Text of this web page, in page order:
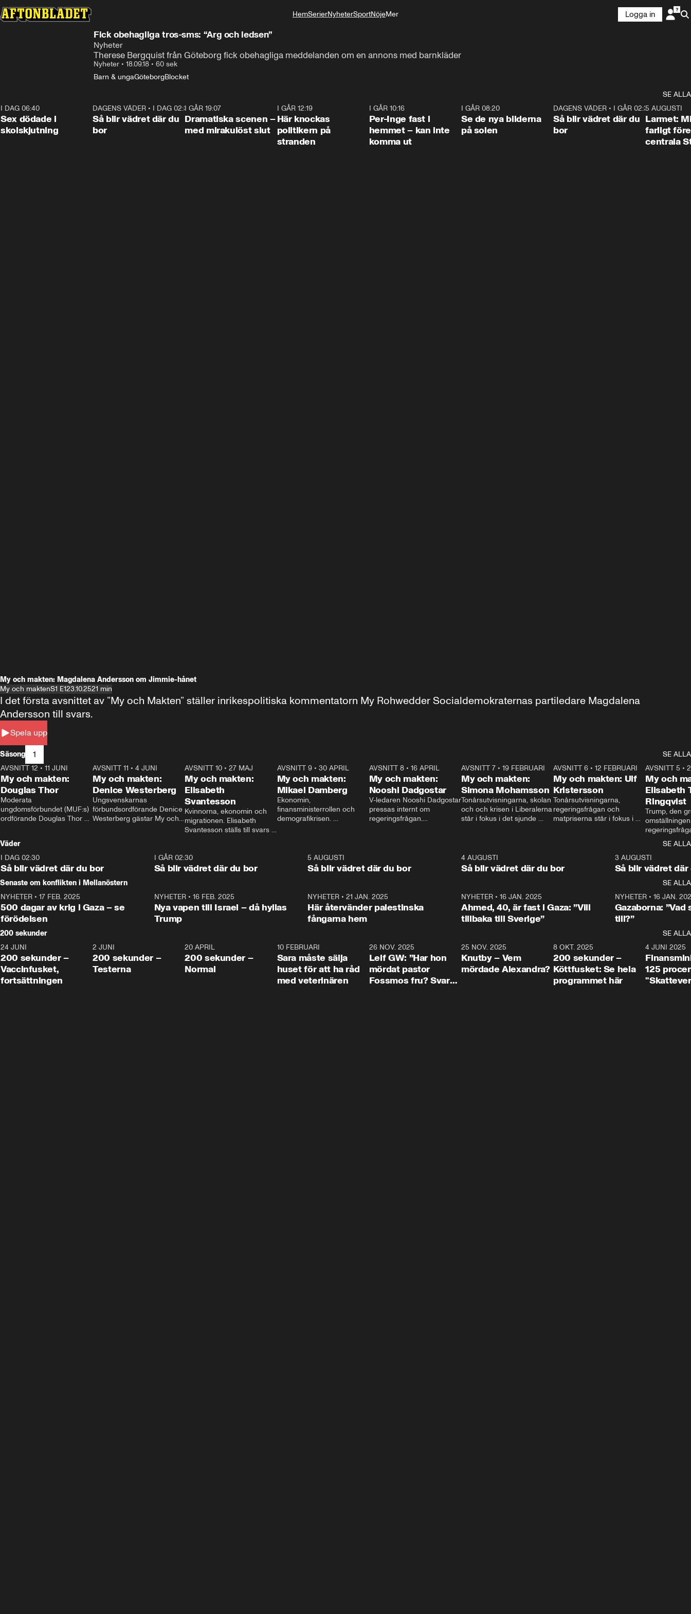
HemSerierNyheterSportNöjeMer
Logga in
Fick obehagliga tros-sms: “Arg och ledsen”
Nyheter
Therese Bergquist från Göteborg fick obehagliga meddelanden om en annons med barnkläder
Nyheter • 18.09.18 • 60 sek
Barn & ungaGöteborgBlocket
SE ALLA
I DAG 06:40
Sex dödade i
skolskjutning
1:06
DAGENS VÄDER • I DAG 02:30
Så blir vädret där du
bor
I GÅR 19:07
Dramatiska scenen –
med mirakulöst slut
I GÅR 12:19
Här knockas
politikern på
stranden
I GÅR 10:16
Per-Inge fast i
hemmet – kan inte
komma ut
I GÅR 08:20
Se de nya bilderna
på solen
1:06
DAGENS VÄDER • I GÅR 02:30
Så blir vädret där du
bor
5 AUGUSTI
Larmet:
farligt
centrala
My och makten: Magdalena Andersson om Jimmie-hånet
My och maktenS1 E123.10.2521 min
Spela upp
I det första avsnittet av ”My och Makten” ställer inrikespolitiska kommentatorn My Rohwedder Socialdemokraternas partiledare Magdalena
Andersson till svars.
Säsong 1
SE ALLA
26:27
AVSNITT 12 • 11 JUNI
My och makten:
Douglas Thor
Moderata
ungdomsförbundet (MUF:s)
ordförande Douglas Thor
tonårsutvisningarna och hur
Moderaterna ska locka
väljare till valet i höst.
23:40
AVSNITT 11 •4 JUNI
My och makten:
Denice Westerberg
Ungsvenskarnas
förbundsordförande Denice
Westerberg gästar My och
AVSNITT 10 •27 MAJ
My och makten:
Elisabeth
Svantesson
Kvinnorna, ekonomin och
migrationen. Elisabeth
Svantesson ställs till svars
AVSNITT 9• 30 APRIL
My och makten:
Mikael Damberg
Ekonomin,
finansministerrollen och
demografikrisen.
och Makten.
AVSNITT 8• 16 APRIL
My och makten:
Nooshi Dadgostar
V-ledaren Nooshi Dadgostar
pressas internt om
regeringsfrågan.
– Vi ställer upp i val. Ska vi
vara med så sitter vi förstås
24:30
AVSNITT 7• 19 FEBRUARI
My och makten:
Simona Mohamsson
Tonårsutvisningarna, skolan
och och krisen i Liberalerna
står i fokus i det sjunde
kommentator My
Rohwedder ställer
utbildnings- och
Mohamsson till svars.
27:30
AVSNITT 6 •12 FEBRUARI
My och makten: Ulf
Kristersson
Tonårsutvisningarna,
regeringsfrågan och
matpriserna står i fokus i
Rohwedder ställer
statsminister Ulf Kristersson
AVSNITT 5 •
My och
Elisabeth
Ringqvist
Trump, den
centrum i
avsnittet av
Makten”. Se
Aftonbladets
Rohwedder
Thand Ring
Väder
SE ALLA
I DAG 02:30
Så blir vädret där du bor
1:06
I GÅR 02:30
Så blir vädret där du bor
5 AUGUSTI
Så blir vädret där du bor
4 AUGUSTI
Så blir vädret där du bor
3 AUGUSTI
Så blir vädret där
Senaste om konflikten i Mellanöstern
SE ALLA
NYHETER • 17 FEB. 2025
500 dagar av krig i Gaza – se
förödelsen
NYHETER• 16 FEB. 2025
Nya vapen till Israel – då hyllas
Trump
NYHETER •21 JAN. 2025
Här återvänder palestinska
fångarna hem
NYHETER• 16 JAN. 2025
Ahmed, 40, är fast i Gaza: ”Vill
tillbaka till Sverige”
NYHETER• 16 JAN.
Gazaborna:
till?”
200 sekunder
SE ALLA
5:00
24 JUNI
200 sekunder –
Vaccinfusket,
fortsättningen
4:23
2 JUNI
200 sekunder –
Testerna
20 APRIL
200 sekunder –
Normal
10 FEBRUARI
Sara måste sälja
huset för att ha råd
med veterinären
26 NOV. 2025
Leif GW: ”Har hon
mördat pastor
Fossmos fru? Svar
31:05
25 NOV. 2025
Knutby – Vem
mördade Alexandra?
4:29
8 OKT. 2025
200 sekunder –
Köttfusket: Se hela
programmet här
4 JUNI 2025
125